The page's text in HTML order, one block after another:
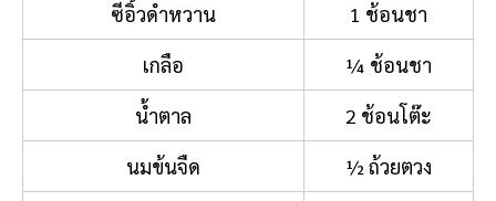
ซีอิ้วดำหวาน
1 ช้อนชา
เกลือ
¼ ช้อนชา
น้ำตาล
2 ช้อนโต๊ะ
นมข้นจืด
½ ถ้วยตวง